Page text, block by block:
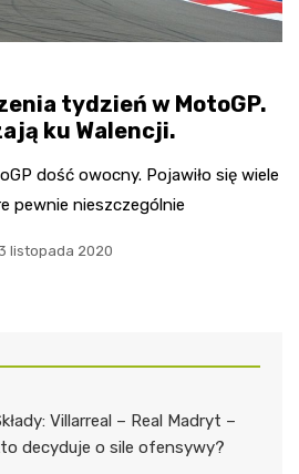
tydzień w MotoGP.
ku Walencji.
dość owocny. Pojawiło się wiele
pewnie nieszczególnie
listopada 2020
Villarreal – Real Madryt –
decyduje o sile ofensywy?